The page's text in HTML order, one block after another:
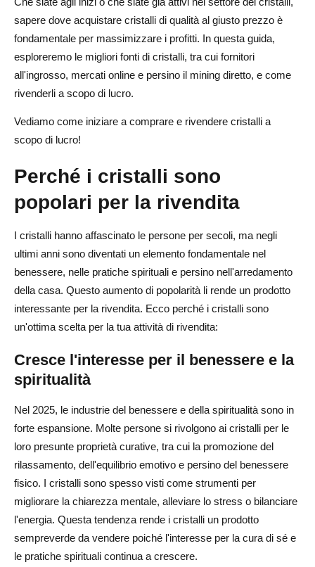
2. Offri un eccellente servizio clienti
3. Costruisci una forte presenza online
4. Resta informato sulle tendenze
Conclusione
Domande frequenti sull'acquisto di cristalli da vendere a
scopo di lucro
Quali tipi di cristalli sono i più redditizi da vendere?
Qual è il posto migliore per acquistare cristalli
È necessario acquistare cristalli all'ingrosso per venderli
a scopo di lucro?
rivendita?
Come posso commercializzare i miei cristalli in modo
efficace?
sapere dove acquistare cristalli di qualità al giusto prezzo è
fondamentale per massimizzare i profitti. In questa guida,
esploreremo le migliori fonti di cristalli, tra cui fornitori
all'ingrosso, mercati online e persino il mining diretto, e come
rivenderli a scopo di lucro.
Vediamo come iniziare a comprare e rivendere cristalli a
scopo di lucro!
Perché i cristalli sono
popolari per la rivendita
I cristalli hanno affascinato le persone per secoli, ma negli
ultimi anni sono diventati un elemento fondamentale nel
benessere, nelle pratiche spirituali e persino nell'arredamento
della casa. Questo aumento di popolarità li rende un prodotto
interessante per la rivendita. Ecco perché i cristalli sono
un'ottima scelta per la tua attività di rivendita:
Cresce l'interesse per il benessere e la
spiritualità
Nel 2025, le industrie del benessere e della spiritualità sono in
forte espansione. Molte persone si rivolgono ai cristalli per le
loro presunte proprietà curative, tra cui la promozione del
rilassamento, dell'equilibrio emotivo e persino del benessere
fisico. I cristalli sono spesso visti come strumenti per
migliorare la chiarezza mentale, alleviare lo stress o bilanciare
l'energia. Questa tendenza rende i cristalli un prodotto
sempreverde da vendere poiché l'interesse per la cura di sé e
le pratiche spirituali continua a crescere.